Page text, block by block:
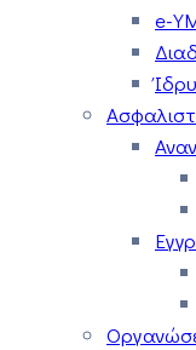
e-